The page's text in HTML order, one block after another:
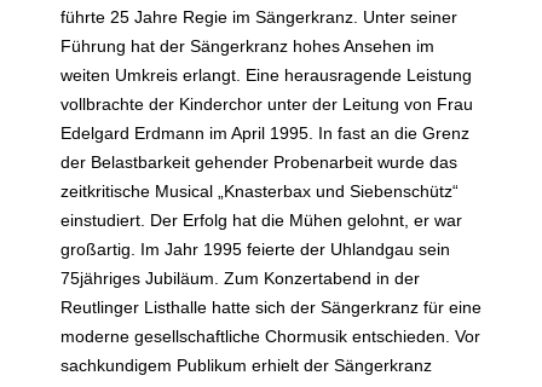
führte 25 Jahre Regie im Sängerkranz. Unter seiner
Führung hat der Sängerkranz hohes Ansehen im
weiten Umkreis erlangt. Eine herausragende Leistung
vollbrachte der Kinderchor unter der Leitung von Frau
Edelgard Erdmann im April 1995. In fast an die Grenz
der Belastbarkeit gehender Probenarbeit wurde das
zeitkritische Musical „Knasterbax und Siebenschütz“
einstudiert. Der Erfolg hat die Mühen gelohnt, er war
großartig. Im Jahr 1995 feierte der Uhlandgau sein
75jähriges Jubiläum. Zum Konzertabend in der
Reutlinger Listhalle hatte sich der Sängerkranz für eine
moderne gesellschaftliche Chormusik entschieden. Vor
sachkundigem Publikum erhielt der Sängerkranz